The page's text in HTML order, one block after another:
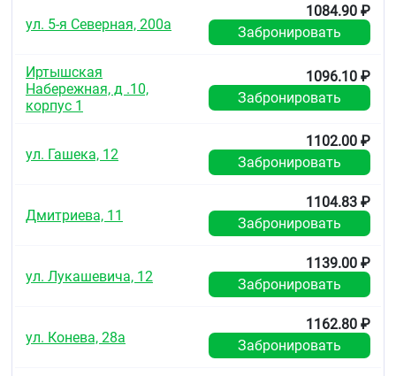
ул. 5-я Северная, 200а
1084.90 ₽
Забронировать
Иртышская
Набережная, д .10,
корпус 1
1096.10 ₽
Забронировать
ул. Гашека, 12
1102.00 ₽
Забронировать
Дмитриева, 11
1104.83 ₽
Забронировать
ул. Лукашевича, 12
1139.00 ₽
Забронировать
ул. Конева, 28а
1162.80 ₽
Забронировать